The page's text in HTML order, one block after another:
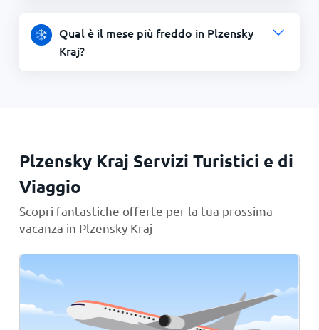
Qual è il mese più freddo in Plzensky
Kraj?
Plzensky Kraj Servizi Turistici e di
Viaggio
Scopri fantastiche offerte per la tua prossima
vacanza in Plzensky Kraj